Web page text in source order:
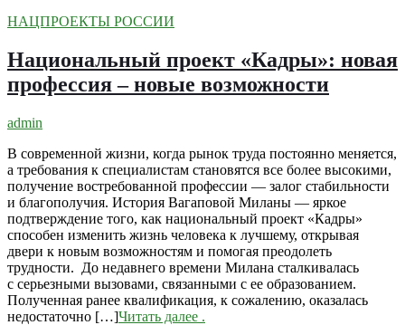
НАЦПРОЕКТЫ РОССИИ
Национальный проект «Кадры»: новая
профессия – новые возможности
admin
В современной жизни, когда рынок труда постоянно меняется,
а требования к специалистам становятся все более высокими,
получение востребованной профессии — залог стабильности
и благополучия. История Вагаповой Миланы — яркое
подтверждение того, как национальный проект «Кадры»
способен изменить жизнь человека к лучшему, открывая
двери к новым возможностям и помогая преодолеть
трудности. До недавнего времени Милана сталкивалась
с серьезными вызовами, связанными с ее образованием.
Полученная ранее квалификация, к сожалению, оказалась
недостаточно […]Читать далее .